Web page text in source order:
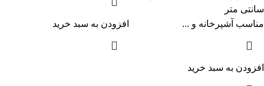
سانتی متر
مناسب آشپرخانه و ...
افزودن به سبد خرید
افزودن به سبد خرید